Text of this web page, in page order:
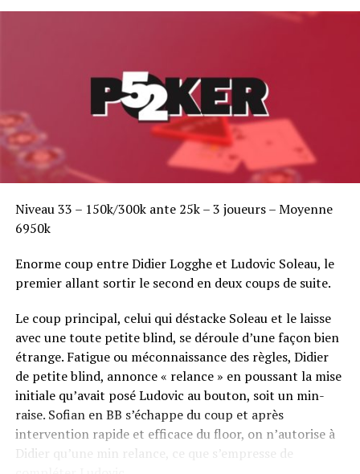
Niveau 33 – 150k/300k ante 25k – 3 joueurs – Moyenne
6950k
Enorme coup entre Didier Logghe et Ludovic Soleau, le
premier allant sortir le second en deux coups de suite.
Le coup principal, celui qui déstacke Soleau et le laisse
avec une toute petite blind, se déroule d’une façon bien
étrange. Fatigue ou méconnaissance des règles, Didier
de petite blind, annonce « relance » en poussant la mise
initiale qu’avait posé Ludovic au bouton, soit un min-
raise. Sofian en BB s’échappe du coup et après
intervention rapide et efficace du floor, on n’autorise à
Didier qu’une min relance, ce que s’empresse de